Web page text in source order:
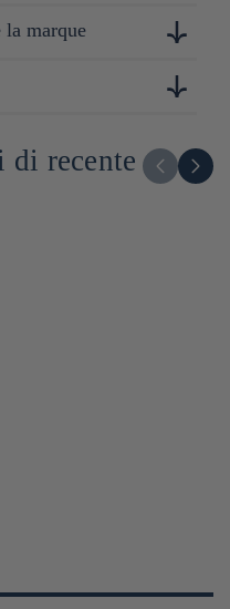
vert matcha, /
la marque
recente